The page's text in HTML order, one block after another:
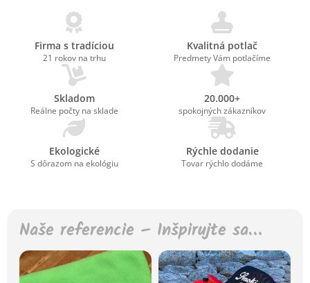
Firma s tradíciou
21 rokov na trhu
Kvalitná potlač
Predmety Vám potlačíme
Skladom
Reálne počty na sklade
20.000+
spokojných zákazníkov
Ekologické
S dôrazom na ekológiu
Rýchle dodanie
Tovar rýchlo dodáme
Naše referencie – Inšpirujte sa…